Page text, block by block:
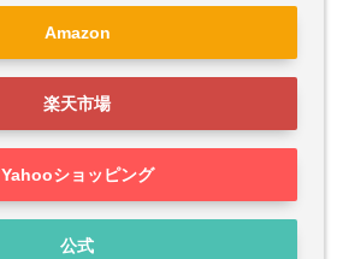
Amazon
楽天市場
Yahooショッピング
公式